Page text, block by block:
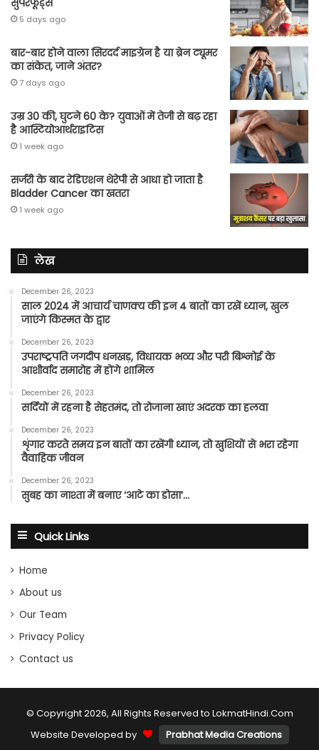
5 days ago
बार-बार होने वाला सिरदर्द माइग्रेन है या ब्रेन ट्यूमर
का संकेत, जाने अंतर?
7 days ago
उम्र 30 की, घुटने 60 के? युवाओं में तेजी से बढ़ रहा
है आस्टियोआर्थराइटिस
1 week ago
सर्जरी के बाद रेडिएशन थेरेपी से आधा हो जाता है
Bladder Cancer का खतरा
1 week ago
लेख
December 26, 2023
साल 2024 में आचार्य चाणक्य की इन 4 बातों का रखें ध्यान, खुल
जाएंगे किस्मत के द्वार
December 26, 2023
उपराष्ट्रपति जगदीप धनखड़, विधायक भव्य और परी बिश्नोई के
आशीर्वाद समारोह में होंगे शामिल
December 26, 2023
सर्दियों में रहना है सेहतमंद, तो रोजाना खाएं अदरक का हलवा
December 26, 2023
शृंगार करते समय इन बातों का रखेंगी ध्यान, तो खुशियों से भरा रहेगा
वैवाहिक जीवन
December 26, 2023
सुबह का नाश्ता में बनाए ‘आटे का डोसा’…
Quick Links
Home
About us
Our Team
Privacy Policy
Contact us
© Copyright 2026, All Rights Reserved to LokmatHindi.Com
Website Developed by
Prabhat Media Creations